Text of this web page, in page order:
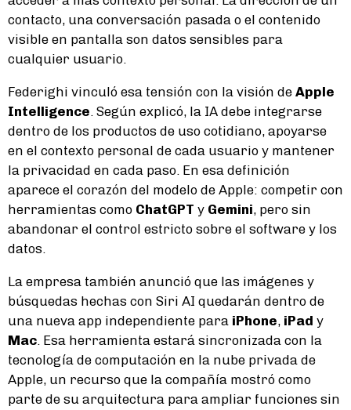
contacto, una conversación pasada o el contenido
visible en pantalla son datos sensibles para
cualquier usuario.
Federighi vinculó esa tensión con la visión de Apple
Intelligence. Según explicó, la IA debe integrarse
dentro de los productos de uso cotidiano, apoyarse
en el contexto personal de cada usuario y mantener
la privacidad en cada paso. En esa definición
aparece el corazón del modelo de Apple: competir con
herramientas como ChatGPT y Gemini, pero sin
abandonar el control estricto sobre el software y los
datos.
La empresa también anunció que las imágenes y
búsquedas hechas con Siri AI quedarán dentro de
una nueva app independiente para iPhone, iPad y
Mac. Esa herramienta estará sincronizada con la
tecnología de computación en la nube privada de
Apple, un recurso que la compañía mostró como
parte de su arquitectura para ampliar funciones sin